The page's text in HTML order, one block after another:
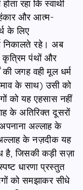
रहा कि स्‍वार्थी
और आत्‍म-
के लिए
निकालते रहे। अब
पंथों और
की जगह वही मूल धर्म
के साथ) उसी को
को यह एहसास नहीं
के अतिरिक्त दूसरों
अल्‍लाह के
के नज़दीक यह
है, जिसकी कड़ी सज़ा
धारणा प्रस्तुत
को समझाकर सीधे